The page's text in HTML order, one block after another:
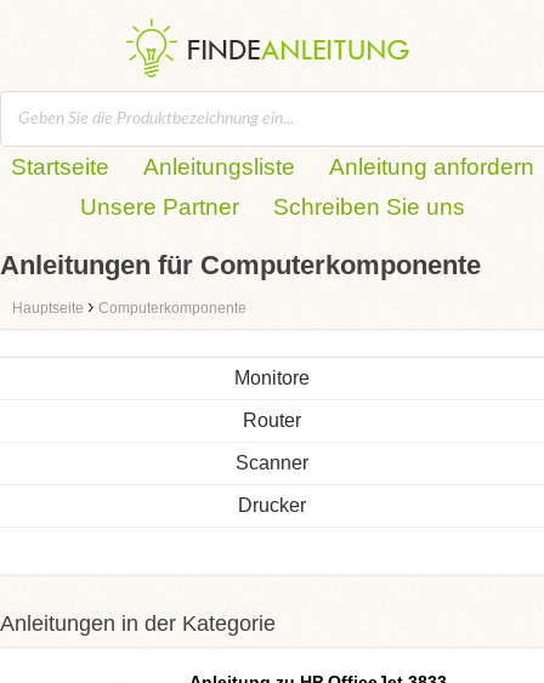
Startseite Anleitungsliste
Anleitung anfordern
Unsere Partner
Schreiben Sie uns
Anleitungen für Computerkomponente
Hauptseite › Computerkomponente
Monitore
Router
Scanner
Drucker
Anleitungen in der Kategorie